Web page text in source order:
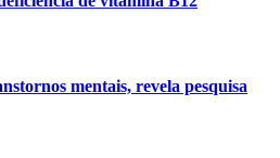
mentais, revela pesquisa